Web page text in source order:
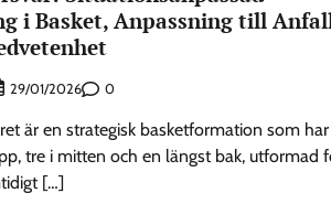
i Basket, Anpassning till
29/01/2026 0
är en strategisk basketformation som
tre i mitten och en längst bak, utformad
[…]